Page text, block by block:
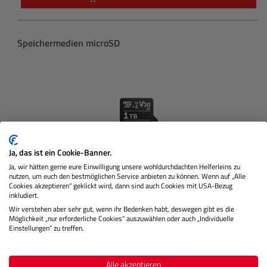
Produktgalerie überspringen
Speichermedien microSD
AV PRO microSD V30 MK2 1 TB
Ja, das ist ein Cookie-Banner.
Ja, wir hätten gerne eure Einwilligung unsere wohldurchdachten Helferleins zu
nutzen, um euch den bestmöglichen Service anbieten zu können. Wenn auf „Alle
Cookies akzeptieren“ geklickt wird, dann sind auch Cookies mit USA-Bezug
inkludiert.
Wir verstehen aber sehr gut, wenn ihr Bedenken habt, deswegen gibt es die
Möglichkeit „nur erforderliche Cookies“ auszuwählen oder auch „Individuelle
Einstellungen“ zu treffen.
Alle akzeptieren